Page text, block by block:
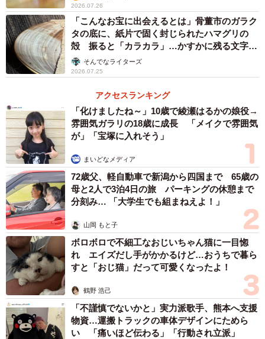
近藤さんによると、現代的な用法で用いられるようになっ
たのはせいぜい100年ちょっと前。しかも時の政府が近代教
育を普及させる上で意図的に広めたものかもしれないとい
うのだ。
ーーこのテーマに関心を持った経緯を。
近藤：私は今『日本国語大辞典』（小学館）の編集委員を
務めており、さまざまな言葉の初出例について調べていま
すが、その過程で「いただきます」という言葉についての
情報が少ないことに気が付きました。
ーー調べた結果は？
近藤：私が調べた限りでは1917年刊行の『小学校に於ける
作法教授法要綱及細目』（伊形精一著）という書物が、
「いただきます」があいさつとして紹介された最古例でし
た。食べることを謙譲語で「いただく」と言いますが、そ
こから生まれた言葉ではないか。最近言われるような、作
2026.07.26
「こんなお宝に出会えるとは」骨董市のガラク
タの底に、紙片で固く封じられたハマグリの
殻 振ると「カラカラ」…かすかに残る文字か
ら推察された意外な用途
そんでなライターズ
2026.07.25
アクセスランキング
「化けましたね～」10歳で綾瀬はるかの娘役→
雰囲気ガラリの18歳に成長 「メイクで雰囲気
が」「宝塚に入れそう」
まいどなメディア
72歳父、軽自動車で新潟から四国まで 65歳の
母と2人で3泊4日の旅 パーキングの休憩まで
分刻み… 「大学生でも組まねえよ！」
山岡 もと子
ボロボロで不細工なおじいちゃん猫に一目惚
れ エイズだし手がかかるけど…おうちで暮ら
すと「おじ猫」だって可愛くなったよ！
鶴野 浩己
「不謹慎でないかと」実力派歌手、熊本へ支援
物資…運搬トラックの車体デザインにためら
い 「痛いほど伝わる」「行動され立派」